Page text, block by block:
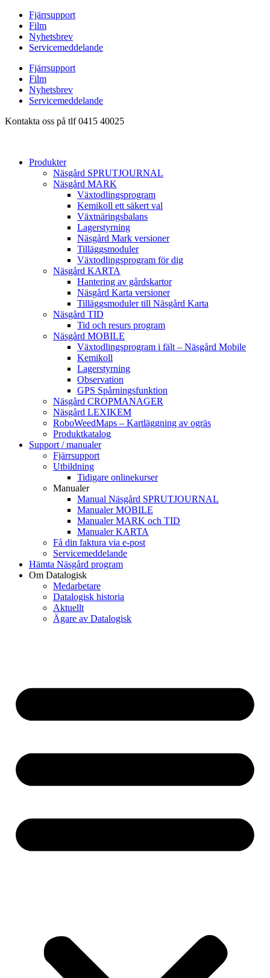
Hoppa
innehåll
Fjärrsupport
Film
Nyhetsbrev
Servicemeddelande
Fjärrsupport
Film
Nyhetsbrev
Servicemeddelande
Kontakta oss på tlf 0415 40025
Produkter
Näsgård SPRUTJOURNAL
Näsgård MARK
Växtodlingsprogram
Kemikoll ett säkert val
Växtnäringsbalans
Lagerstyrning
Näsgård Mark versioner
Tilläggsmoduler
Växtodlingsprogram för dig
Näsgård KARTA
Hantering av gårdskartor
Näsgård Karta versioner
Tilläggsmoduler till Näsgård Karta
Näsgård TID
Tid och resurs program
Näsgård MOBILE
Växtodlingsprogram i fält – Näsgård Mobile
Kemikoll
Lagerstyrning
Observation
GPS Spårningsfunktion
Näsgård CROPMANAGER
Näsgård LEXIKEM
RoboWeedMaps – Kartläggning av ogräs
Produktkatalog
Support / manualer
Fjärrsupport
Utbildning
Tidigare onlinekurser
Manualer
Manual Näsgård SPRUTJOURNAL
Manualer MOBILE
Manualer MARK och TID
Manualer KARTA
Få din faktura via e-post
Servicemeddelande
Hämta Näsgård program
Om Datalogisk
Medarbetare
Datalogisk historia
Aktuellt
Ägare av Datalogisk